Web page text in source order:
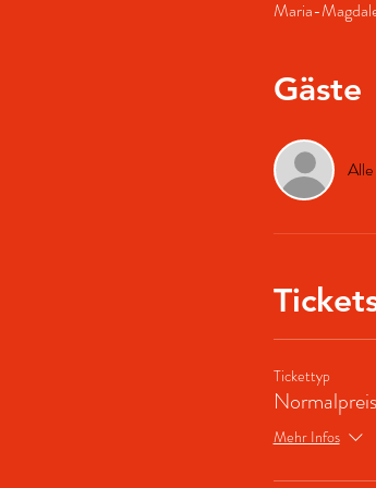
Maria-
Gäste
Tickettyp
Normalpreis
Mehr Infos